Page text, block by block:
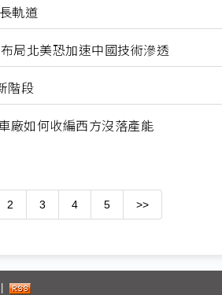
軌道
局北美恐加速中國技術滲透
階段
廠如何收編西方沒落產能
2 3 4 5 >>